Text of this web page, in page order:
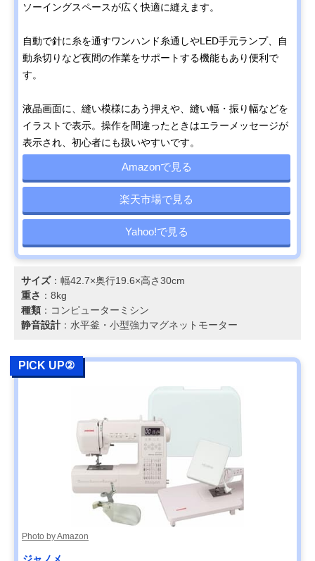
ソーイングスペースが広く快適に縫えます。
自動で針に糸を通すワンハンド糸通しやLED手元ランプ、自
動糸切りなど夜間の作業をサポートする機能もあり便利で
す。
液晶画面に、縫い模様にあう押えや、縫い幅・振り幅などを
イラストで表示。操作を間違ったときはエラーメッセージが
表示され、初心者にも扱いやすいです。
Amazonで見る
楽天市場で見る
Yahoo!で見る
サイズ：幅42.7×奥行19.6×高さ30cm
重さ ：8kg
種類 ：コンピューターミシン
静音設計 ：水平釜・小型強力マグネットモーター
PICK UP②
Photo by Amazon